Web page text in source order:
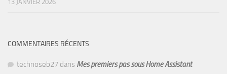
13 JANVIER 2026
COMMENTAIRES RÉCENTS
technoseb27 dans Mes premiers pas sous Home Assistant